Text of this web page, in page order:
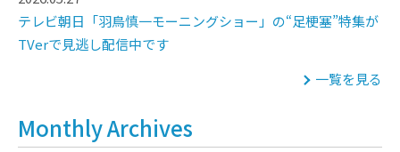
テレビ朝日「羽鳥慎一モーニングショー」の“足梗塞”特集が
TVerで見逃し配信中です
一覧を見る
Monthly Archives